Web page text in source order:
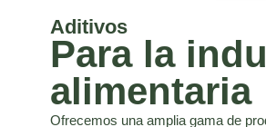
Aditivos
Para la
alimentaria
Ofrecemos una amplia gama de